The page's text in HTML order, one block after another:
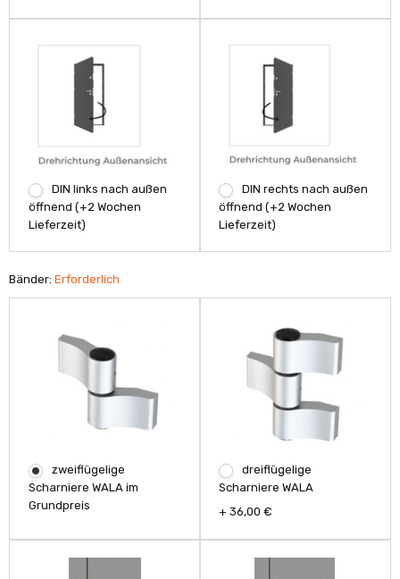
DIN links nach außen
öffnend (+2 Wochen
Lieferzeit)
DIN rechts nach außen
öffnend (+2 Wochen
Lieferzeit)
Bänder:Erforderlich
zweiflügelige
Scharniere WALA im
Grundpreis
dreiflügelige
Scharniere WALA
+ 36,00 €